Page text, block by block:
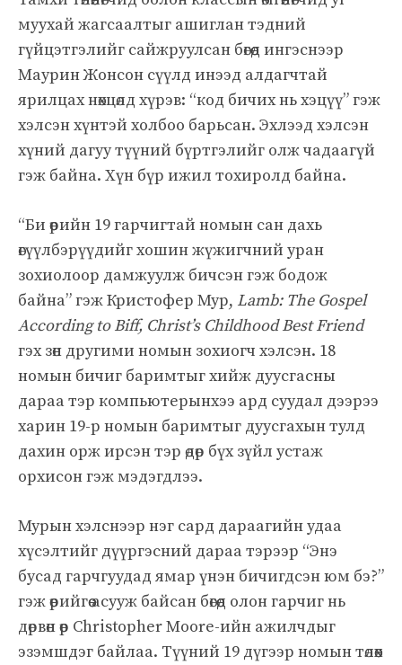
муухай жагсаалтыг ашиглан тэдний
гүйцэтгэлийг сайжруулсан бөгөөд ингэснээр
Маурин Жонсон сүүлд инээд алдагчтай
ярилцах нөхцөлд хүрэв: “код бичих нь хэцүү” гэж
хэлсэн хүнтэй холбоо барьсан. Эхлээд хэлсэн
хүний дагуу түүний бүртгэлийг олж чадаагүй
гэж байна. Хүн бүр ижил тохиролд байна.
“Би өөрийн 19 гарчигтай номын сан дахь
өгүүлбэрүүдийг хошин жүжигчний уран
зохиолоор дамжуулж бичсэн гэж бодож
байна” гэж Кристофер Мур, Lamb: The Gospel
According to Biff, Christ’s Childhood Best Friend
гэх зөн другими номын зохиогч хэлсэн. 18
номын бичиг баримтыг хийж дуусгасны
дараа тэр компьютерынхээ ард суудал дээрээ
харин 19-р номын баримтыг дуусгахын тулд
дахин орж ирсэн тэр өдөр бүх зүйл устаж
орхисон гэж мэдэгдлээ.
Мурын хэлснээр нэг сард дараагийн удаа
хүсэлтийг дүүргэсний дараа тэрээр “Энэ
бусад гарчгуудад ямар үнэн бичигдсэн юм бэ?”
гэж өөрийгөө асууж байсан бөгөөд олон гарчиг нь
дөрвөн өөр Christopher Moore-ийн ажилчдыг
эзэмшдэг байлаа. Түүний 19 дүгээр номын төлөөх